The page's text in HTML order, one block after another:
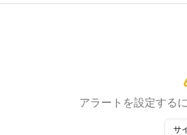
アラートを設定する
サ